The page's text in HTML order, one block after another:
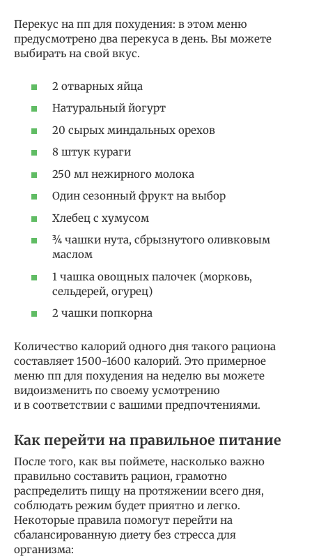
Перекус на пп для похудения: в этом меню
предусмотрено два перекуса в день. Вы можете
выбирать на свой вкус.
2 отварных яйца
Натуральный йогурт
20 сырых миндальных орехов
8 штук кураги
250 мл нежирного молока
Один сезонный фрукт на выбор
Хлебец с хумусом
¾ чашки нута, сбрызнутого оливковым
маслом
1 чашка овощных палочек (морковь,
сельдерей, огурец)
2 чашки попкорна
Количество калорий одного дня такого рациона
составляет 1500−1600 калорий. Это примерное
меню пп для похудения на неделю вы можете
видоизменить по своему усмотрению
и в соответствии с вашими предпочтениями.
Как перейти на правильное питание
После того, как вы поймете, насколько важно
правильно составить рацион, грамотно
распределить пищу на протяжении всего дня,
соблюдать режим будет приятно и легко.
Некоторые правила помогут перейти на
сбалансированную диету без стресса для
организма: